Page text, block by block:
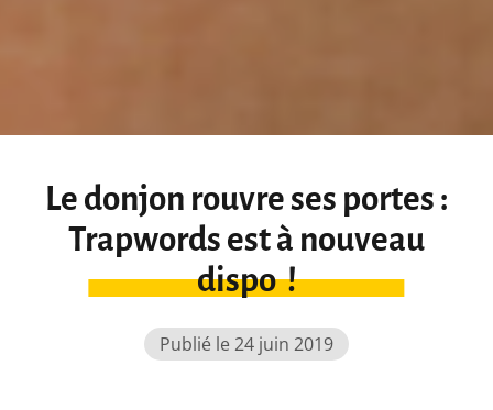
Le donjon rouvre ses portes :
Trapwords est à nouveau
dispo !
Publié le 24 juin 2019